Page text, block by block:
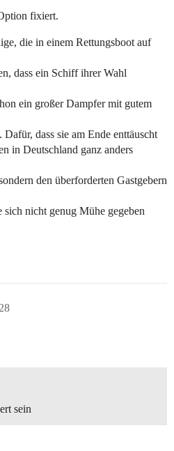
fixiert.
die in einem Rettungsboot auf
dass ein Schiff ihrer Wahl
ein großer Dampfer mit gutem
dass sie am Ende enttäuscht
in Deutschland ganz anders
den überforderten Gastgebern
nicht genug Mühe gegeben
sein